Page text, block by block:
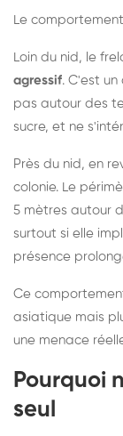
Le
Loin du nid, le
agressif. C'est un
pas autour des
sucre, et ne
Près du nid, en
colonie. Le
5 mètres autour
surtout si elle
présence
Ce
asiatique mais
une menace
Pourquoi
seul